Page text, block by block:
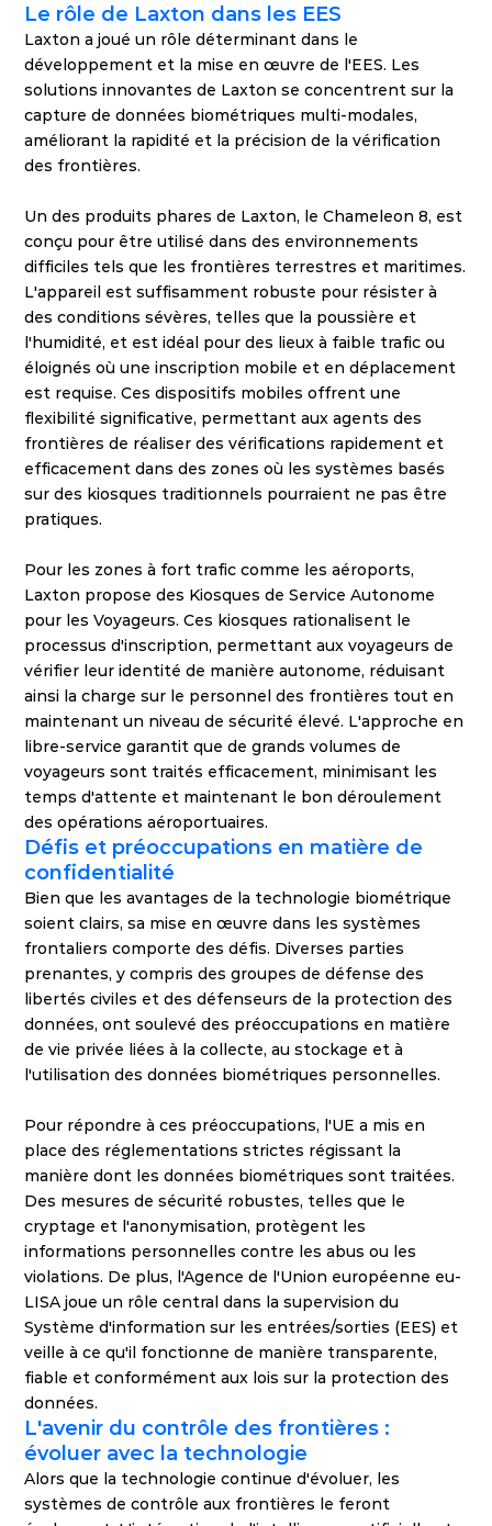
Le rôle de Laxton dans les EES
Laxton a joué un rôle déterminant dans le
développement et la mise en œuvre de l'EES. Les
solutions innovantes de Laxton se concentrent sur la
capture de données biométriques multi-modales,
améliorant la rapidité et la précision de la vérification
des frontières.
Un des produits phares de Laxton, le Chameleon 8, est
conçu pour être utilisé dans des environnements
difficiles tels que les frontières terrestres et maritimes.
L'appareil est suffisamment robuste pour résister à
des conditions sévères, telles que la poussière et
l'humidité, et est idéal pour des lieux à faible trafic ou
éloignés où une inscription mobile et en déplacement
est requise. Ces dispositifs mobiles offrent une
flexibilité significative, permettant aux agents des
frontières de réaliser des vérifications rapidement et
efficacement dans des zones où les systèmes basés
sur des kiosques traditionnels pourraient ne pas être
pratiques.
Pour les zones à fort trafic comme les aéroports,
Laxton propose des Kiosques de Service Autonome
pour les Voyageurs. Ces kiosques rationalisent le
processus d'inscription, permettant aux voyageurs de
vérifier leur identité de manière autonome, réduisant
ainsi la charge sur le personnel des frontières tout en
maintenant un niveau de sécurité élevé. L'approche en
libre-service garantit que de grands volumes de
voyageurs sont traités efficacement, minimisant les
temps d'attente et maintenant le bon déroulement
des opérations aéroportuaires.
Défis et préoccupations en matière de
confidentialité
Bien que les avantages de la technologie biométrique
soient clairs, sa mise en œuvre dans les systèmes
frontaliers comporte des défis. Diverses parties
prenantes, y compris des groupes de défense des
libertés civiles et des défenseurs de la protection des
données, ont soulevé des préoccupations en matière
de vie privée liées à la collecte, au stockage et à
l'utilisation des données biométriques personnelles.
Pour répondre à ces préoccupations, l'UE a mis en
place des réglementations strictes régissant la
manière dont les données biométriques sont traitées.
Des mesures de sécurité robustes, telles que le
cryptage et l'anonymisation, protègent les
informations personnelles contre les abus ou les
violations. De plus, l'Agence de l'Union européenne eu-
LISA joue un rôle central dans la supervision du
Système d'information sur les entrées/sorties (EES) et
veille à ce qu'il fonctionne de manière transparente,
fiable et conformément aux lois sur la protection des
données.
L'avenir du contrôle des frontières :
évoluer avec la technologie
Alors que la technologie continue d'évoluer, les
systèmes de contrôle aux frontières le feront